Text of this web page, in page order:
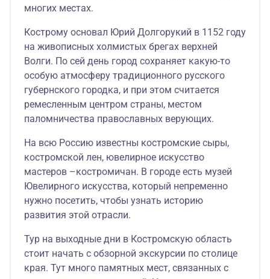
многих местах.
Кострому основал Юрий Долгорукий в 1152 году
на живописных холмистых брегах верхней
Волги. По сей день город сохраняет какую-то
особую атмосферу традиционного русского
губернского городка, и при этом считается
ремесленным центром страны, местом
паломничества православных верующих.
На всю Россию известны костромские сыры,
костромской лен, ювелирное искусство
мастеров –костромичан. В городе есть музей
Ювелирного искусства, который непременно
нужно посетить, чтобы узнать историю
развития этой отрасли.
Тур на выходные дни в Костромскую область
стоит начать с обзорной экскурсии по столице
края. Тут много памятных мест, связанных с